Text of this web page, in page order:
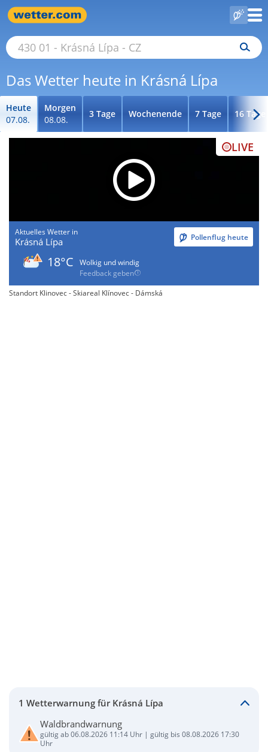
Das Wetter heute in Krásná Lípa
Heute
07.08.
Morgen
08.08.
3 Tage Wochenende 7 Tage 16 Tage
LIVE
Aktuelles Wetter in
Krásná Lípa Pollenflug heute
18°C
Wolkig und windig
Feedback geben
Standort Klinovec - Skiareal Klínovec - Dámská
1 Wetterwarnung für Krásná Lípa
Waldbrandwarnung
gültig ab 06.08.2026 11:14 Uhr | gültig bis 08.08.2026 17:30
Uhr